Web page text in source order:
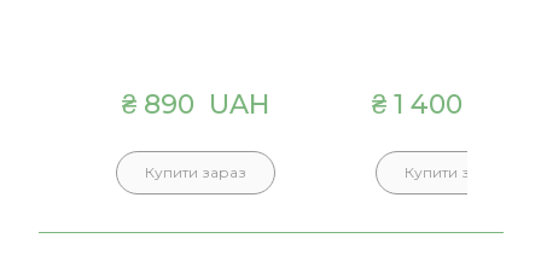
₴ 890  UAH
Купити зараз
₴ 1 400  UAH
Купити зараз